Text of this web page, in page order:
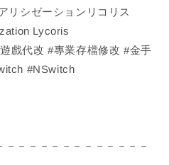
リシゼーションリコリス
Lycoris
戲代改 #專業存檔修改 #金手
#NSwitch
－－－－－－－－－－－－－